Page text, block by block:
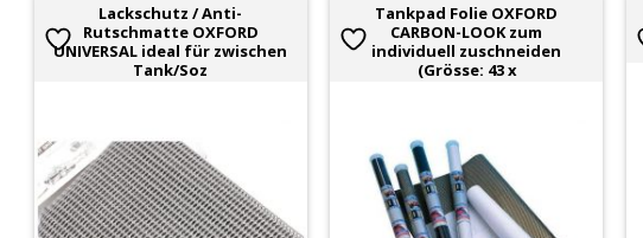
Lackschutz / Anti-
Rutschmatte OXFORD
UNIVERSAL ideal für zwischen
Tank/Soz
Tankpad Folie OXFORD
CARBON-LOOK zum
individuell zuschneiden
(Grösse: 43 x